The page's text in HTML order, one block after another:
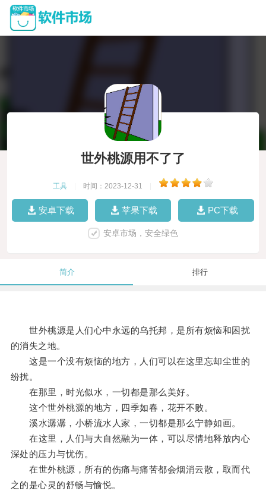
世外桃源用不了了
工具 时间：2023-12-31
安卓下载 苹果下载 PC下载
安卓市场，安全绿色
简介 排行
世外桃源是人们心中永远的乌托邦，是所有烦恼和困扰
的消失之地。
这是一个没有烦恼的地方，人们可以在这里忘却尘世的
纷扰。
在那里，时光似水，一切都是那么美好。
这个世外桃源的地方，四季如春，花开不败。
溪水潺潺，小桥流水人家，一切都是那么宁静如画。
在这里，人们与大自然融为一体，可以尽情地释放内心
深处的压力与忧伤。
在世外桃源，所有的伤痛与痛苦都会烟消云散，取而代
之的是心灵的舒畅与愉悦。